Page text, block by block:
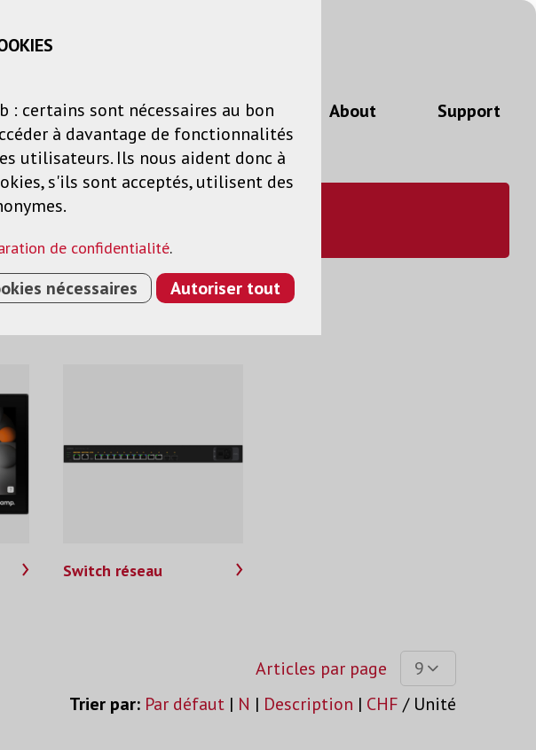
voeux
Services Actualités About Support
Switch réseau
Articles par page
9
Trier par: Par défaut | N | Description | CHF / Unité
certains sont nécessaires au bon
à davantage de fonctionnalités
utilisateurs. Ils nous aident donc à
s'ils sont acceptés, utilisent des
de confidentialité.
nécessaires Autoriser tout